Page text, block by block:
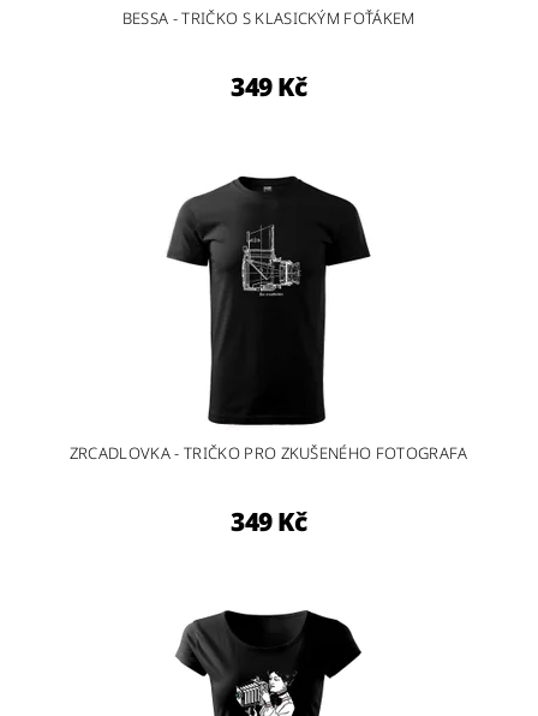
BESSA - TRIČKO S KLASICKÝM FOŤÁKEM
349 Kč
ZRCADLOVKA - TRIČKO PRO ZKUŠENÉHO FOTOGRAFA
349 Kč